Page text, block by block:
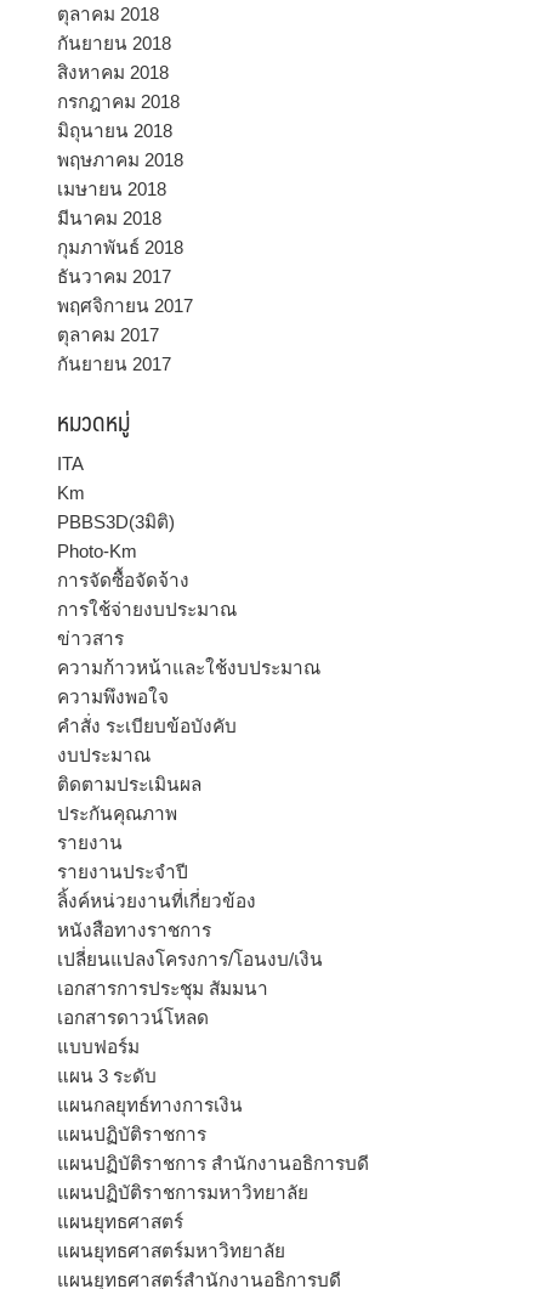
ตุลาคม 2018
กันยายน 2018
สิงหาคม 2018
กรกฎาคม 2018
มิถุนายน 2018
พฤษภาคม 2018
เมษายน 2018
มีนาคม 2018
กุมภาพันธ์ 2018
ธันวาคม 2017
พฤศจิกายน 2017
ตุลาคม 2017
กันยายน 2017
หมวดหมู่
ITA
Km
PBBS3D(3มิติ)
Photo-Km
การจัดซื้อจัดจ้าง
การใช้จ่ายงบประมาณ
ข่าวสาร
ความก้าวหน้าและใช้งบประมาณ
ความพึงพอใจ
คำสั่ง ระเบียบข้อบังคับ
งบประมาณ
ติดตามประเมินผล
ประกันคุณภาพ
รายงาน
รายงานประจำปี
ลิ้งค์หน่วยงานที่เกี่ยวข้อง
หนังสือทางราชการ
เปลี่ยนแปลงโครงการ/โอนงบ/เงิน
เอกสารการประชุม สัมมนา
เอกสารดาวน์โหลด
แบบฟอร์ม
แผน 3 ระดับ
แผนกลยุทธ์ทางการเงิน
แผนปฏิบัติราชการ
แผนปฏิบัติราชการ สำนักงานอธิการบดี
แผนปฏิบัติราชการมหาวิทยาลัย
แผนยุทธศาสตร์
แผนยุทธศาสตร์มหาวิทยาลัย
แผนยุทธศาสตร์สำนักงานอธิการบดี